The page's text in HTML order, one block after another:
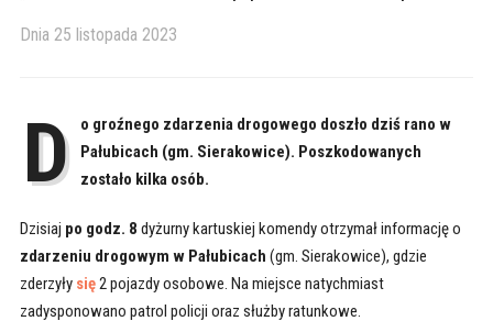
Dnia 25 listopada 2023
D
o groźnego zdarzenia drogowego doszło dziś rano w
Pałubicach (gm. Sierakowice). Poszkodowanych
zostało kilka osób.
Dzisiaj po godz. 8 dyżurny kartuskiej komendy otrzymał informację o
zdarzeniu drogowym w Pałubicach (gm. Sierakowice), gdzie
zderzyłysię2 pojazdy osobowe. Na miejsce natychmiast
zadysponowano patrol policji oraz służby ratunkowe.